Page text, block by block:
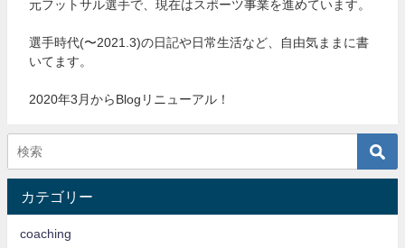
元フットサル選手で、現在はスポーツ事業を進めています。
選手時代(〜2021.3)の日記や日常生活など、自由気ままに書
いてます。
2020年3月からBlogリニューアル！
カテゴリー
coaching